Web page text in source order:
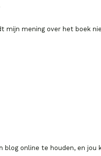
mijn mening over het boek
blog online te houden, en jou